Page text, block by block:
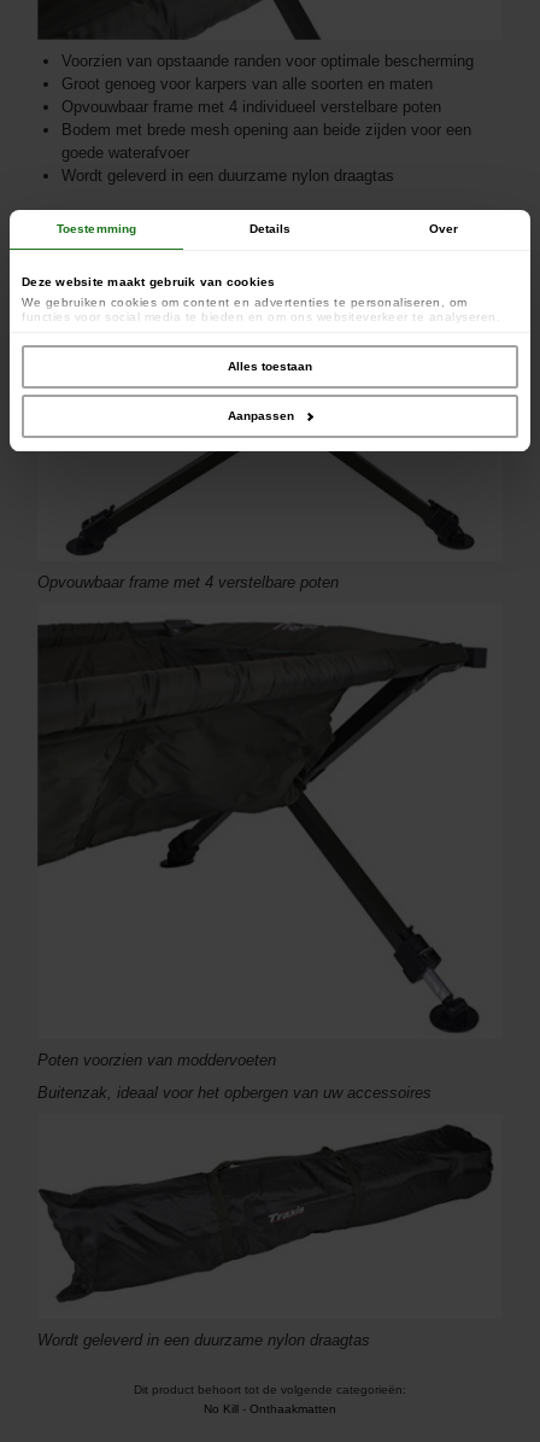
Toestemming Details Over
Deze website maakt gebruik van cookies
We gebruiken cookies om content en advertenties te personaliseren, om
functies voor social media te bieden en om ons websiteverkeer te analyseren.
social media, adverteren en analyse. Deze partners kunnen deze gegevens
combineren met andere informatie die u aan ze heeft verstrekt of die ze hebben
verzameld op basis van uw gebruik van hun services.
Alles toestaan
Aanpassen
Voorzien van opstaande randen voor optimale bescherming
Groot genoeg voor karpers van alle soorten en maten
Opvouwbaar frame met 4 individueel verstelbare poten
Bodem met brede mesh opening aan beide zijden voor een
goede waterafvoer
Wordt geleverd in een duurzame nylon draagtas
Opvouwbaar frame met 4 verstelbare poten
Poten voorzien van moddervoeten
Buitenzak, ideaal voor het opbergen van uw accessoires
Wordt geleverd in een duurzame nylon draagtas
Dit product behoort tot de volgende categorieën:
No Kill
- Onthaakmatten